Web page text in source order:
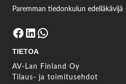
Paremman tiedonkulun edelläkävijä
Facebook LinkedIn WhatsApp
TIETOA
AV-Lan Finland Oy
Tilaus- ja toimitusehdot